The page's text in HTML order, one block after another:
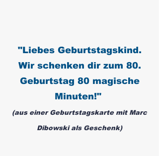
"LiebesGeburtstagskind.
Wir schenken dir zum 80.
Geburtstag 80 magische
Minuten!"
(aus einer Geburtstagskarte mitMarc
Dibowski als Geschenk)